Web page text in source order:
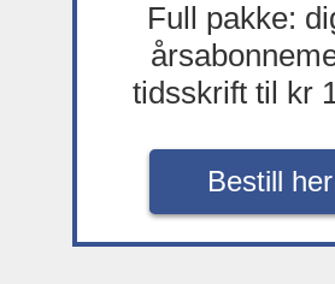
Full pakke:
tidsskrift til kr
Bestill her